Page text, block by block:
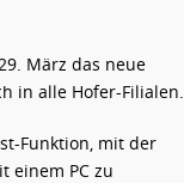
März das neue
in alle Hofer-Filialen.
Funktion, mit der
einem PC zu